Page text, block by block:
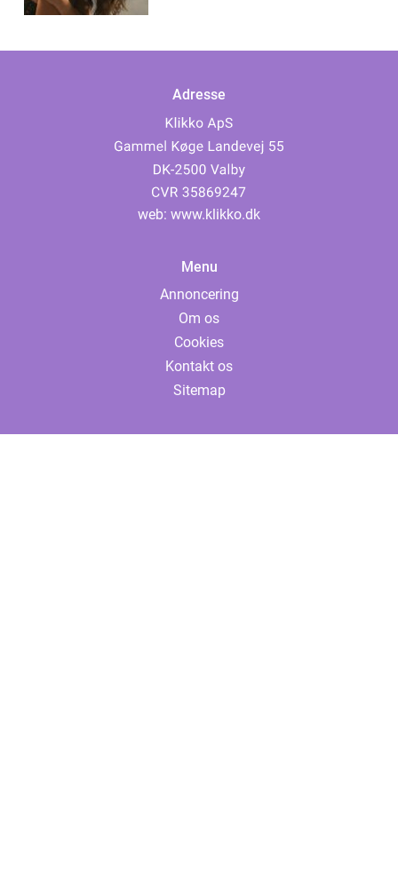
Adresse
web: www.klikko.dk
Menu
Annoncering
Om os
Cookies
Kontakt os
Sitemap